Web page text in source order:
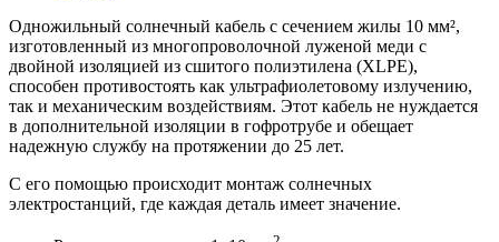
Одножильный солнечный кабель с сечением жилы 10 мм²,
изготовленный из многопроволочной луженой меди с
двойной изоляцией из сшитого полиэтилена (XLPE),
способен противостоять как ультрафиолетовому излучению,
так и механическим воздействиям. Этот кабель не нуждается
в дополнительной изоляции в гофротрубе и обещает
надежную службу на протяжении до 25 лет.
С его помощью происходит монтаж солнечных
электростанций, где каждая деталь имеет значение.